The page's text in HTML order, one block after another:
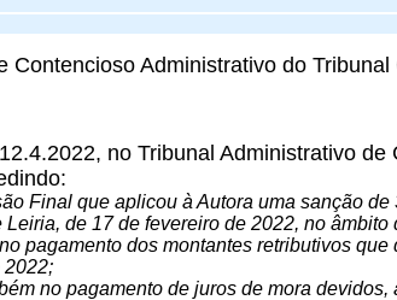
Contencioso Administrativo do
no Tribunal Administrativo
Final que aplicou à Autora uma sanção
de 17 de fevereiro de 2022, no âmbito
pagamento dos montantes retributivos
2022;
no pagamento de juros de mora